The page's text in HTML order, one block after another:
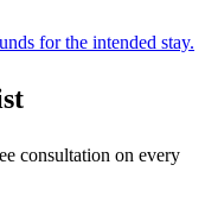
for the intended stay.
consultation on every